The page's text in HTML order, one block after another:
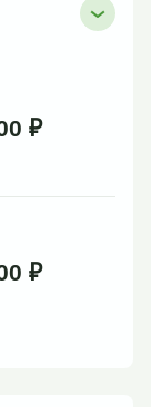
₽
₽